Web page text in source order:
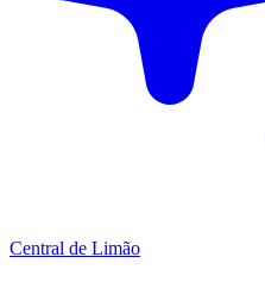
Central de Limão